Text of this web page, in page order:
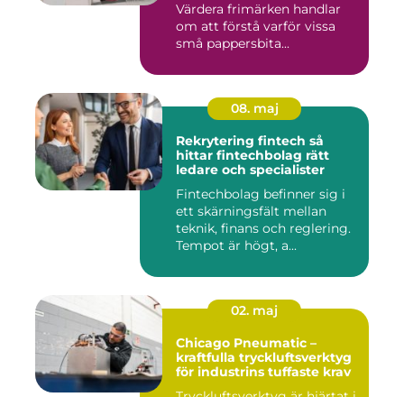
Värdera frimärken handlar
om att förstå varför vissa
små pappersbita...
08. maj
Rekrytering fintech så
hittar fintechbolag rätt
ledare och specialister
Fintechbolag befinner sig i
ett skärningsfält mellan
teknik, finans och reglering.
Tempot är högt, a...
02. maj
Chicago Pneumatic –
kraftfulla tryckluftsverktyg
för industrins tuffaste krav